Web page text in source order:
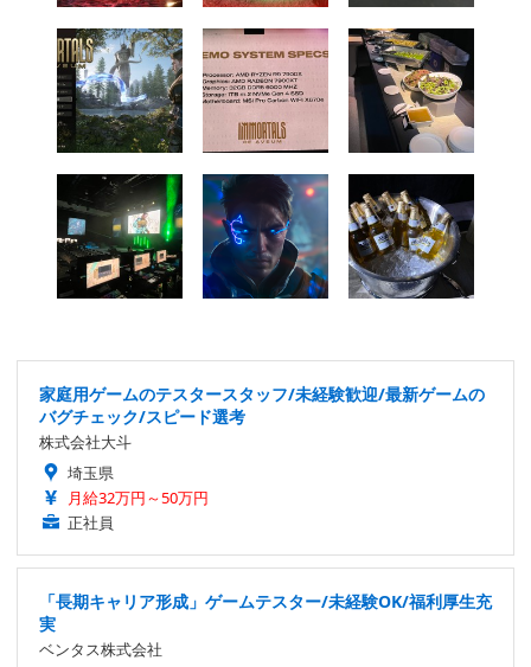
家庭用ゲームのテスタースタッフ/未経験歓迎/最新ゲームの
バグチェック/スピード選考
株式会社大斗
埼玉県
月給32万円～50万円
正社員
「長期キャリア形成」ゲームテスター/未経験OK/福利厚生充
実
ベンタス株式会社